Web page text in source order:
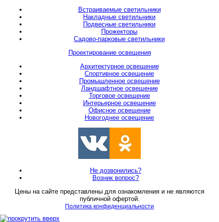
Встраиваемые светильники
Накладные светильники
Подвесные светильники
Прожекторы
Садово-парковые светильники
Проектирование освещения
Архитектурное освещение
Спортивное освещение
Промышленное освещение
Ландшафтное освещение
Торговое освещение
Интерьерное освещение
Офисное освещение
Новогоднее освещение
Не дозвонились?
Возник вопрос?
Цены на сайте представлены для ознакомления и не являются
публичной офертой.
Политика конфиденциальности